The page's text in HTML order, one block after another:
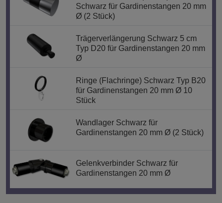
Schwarz für Gardinenstangen 20 mm
Ø (2 Stück)
Trägerverlängerung Schwarz 5 cm
Typ D20 für Gardinenstangen 20 mm
Ø
Ringe (Flachringe) Schwarz Typ B20
für Gardinenstangen 20 mm Ø 10
Stück
Wandlager Schwarz für
Gardinenstangen 20 mm Ø (2 Stück)
Gelenkverbinder Schwarz für
Gardinenstangen 20 mm Ø